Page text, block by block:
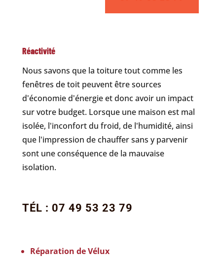
Réactivité
Nous savons que la toiture tout comme les
fenêtres de toit peuvent être sources
d'économie d'énergie et donc avoir un impact
sur votre budget. Lorsque une maison est mal
isolée, l'inconfort du froid, de l'humidité, ainsi
que l'impression de chauffer sans y parvenir
sont une conséquence de la mauvaise
isolation.
TÉL : 07 49 53 23 79
Réparation de Vélux